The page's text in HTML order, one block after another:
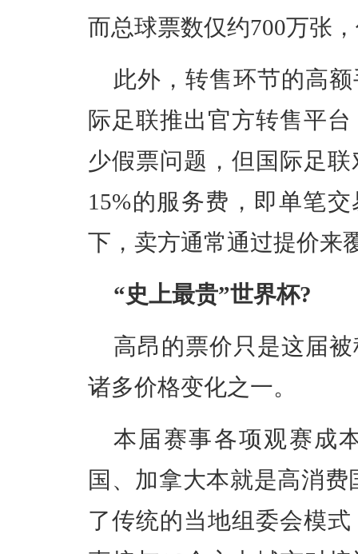
而总球票数仅约700万张
此外，转售环节的高
际足联推出官方转售平
少假票问题，但国际足
15%的服务费，即单笔
下，卖方通常通过提价来
“史上最贵”世界杯?
高昂的票价只是这届
诸多价格变化之一。
本届赛事各项观赛成
国、加拿大本就是高消
了传统的当地组委会模